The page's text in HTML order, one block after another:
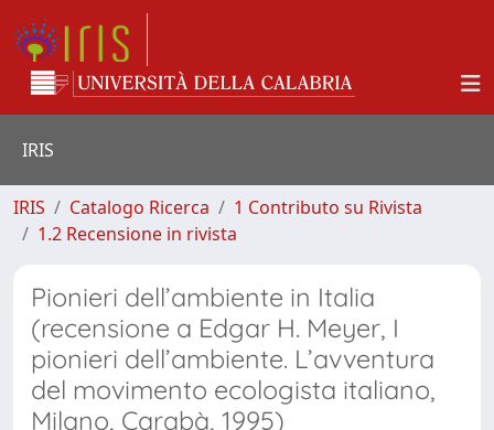
IRIS
IRIS Catalogo Ricerca
1 Contributo su Rivista
1.2 Recensione in rivista
Pionieri dell’ambiente in Italia
(recensione a Edgar H. Meyer, I
pionieri dell’ambiente. L’avventura
del movimento ecologista italiano,
Milano, Carabà, 1995)